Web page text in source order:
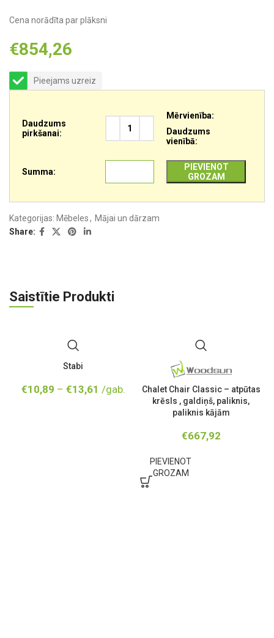
Cena norādīta par plāksni
€854,26
Pieejams uzreiz
Daudzums
pirkšanai:
Mērvienība:
Daudzums
vienībā:
Summa:
PIEVIENOT
GROZAM
Kategorijas: Mēbeles, Mājai un dārzam
Share:
Saistītie Produkti
Stabi
€10,89 – €13,61 /gab.
Chalet Chair Classic – atpūtas
krēsls , galdiņš, paliknis,
paliknis kājām
€667,92
PIEVIENOT
GROZAM